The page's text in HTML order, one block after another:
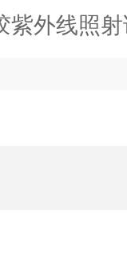
紫外线照